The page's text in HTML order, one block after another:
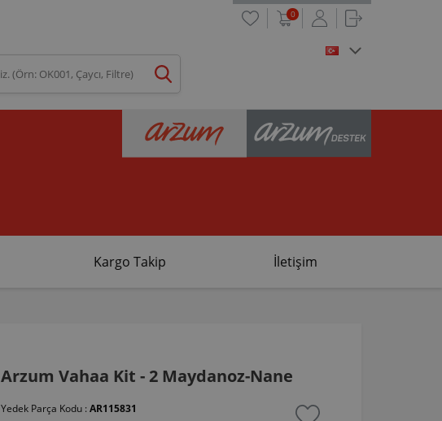
0
Kargo Takip İletişim
Arzum Vahaa Kit - 2 Maydanoz-Nane
Yedek Parça Kodu : AR115831